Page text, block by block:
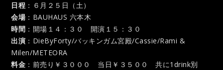
日程 ：６月２５日（土）
会場：BAUHAUS 六本木
時間 ：開場１４：３０ 開演１５：３０
出演 ：DieByForty/バッキンガム宮殿/Cassie/Rami &
Milen/METEORA
料金 ：前売り￥３０００ 当日￥３５００ 共に1drink別